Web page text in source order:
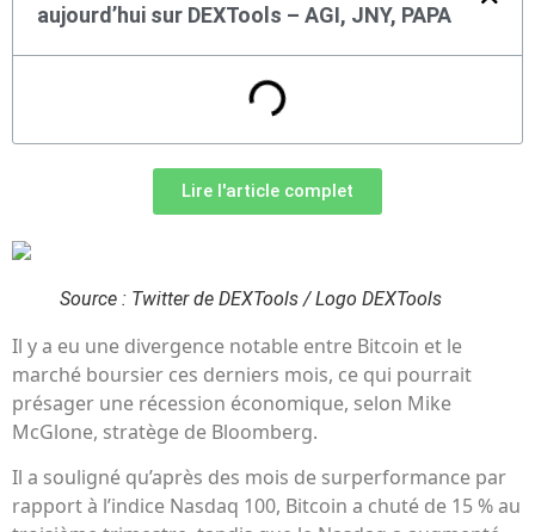
aujourd’hui sur DEXTools – AGI, JNY, PAPA
Lire l'article complet
Source : Twitter de DEXTools / Logo DEXTools
Il y a eu une divergence notable entre Bitcoin et le
marché boursier ces derniers mois, ce qui pourrait
présager une récession économique, selon Mike
McGlone, stratège de Bloomberg.
Il a souligné qu’après des mois de surperformance par
rapport à l’indice Nasdaq 100, Bitcoin a chuté de 15 % au